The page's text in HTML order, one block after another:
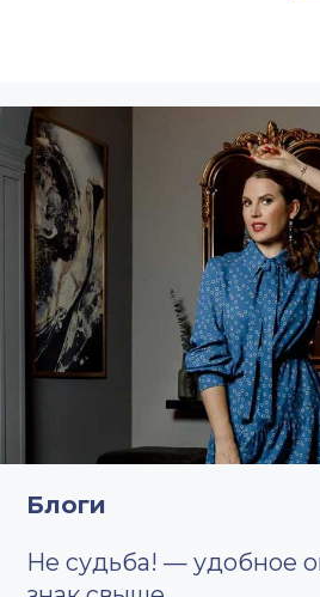
Блоги
Не судьба! — удобное